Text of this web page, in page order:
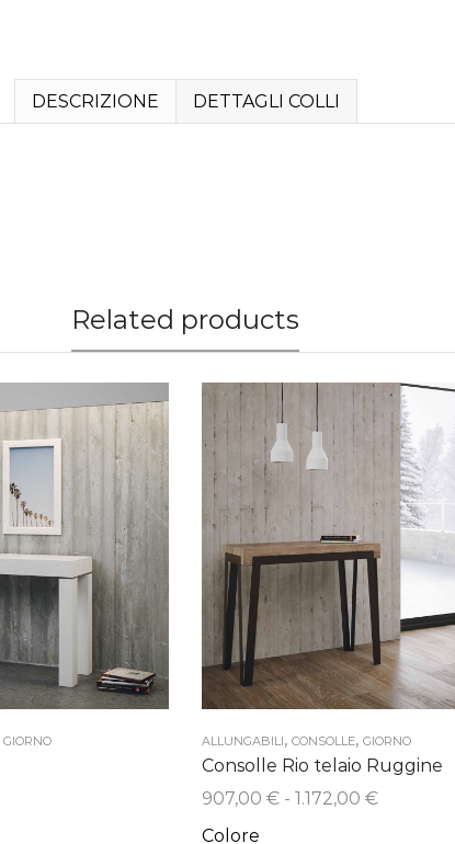
DESCRIZIONE DETTAGLI COLLI
Related products
GIORNO ALLUNGABILI, CONSOLLE, GIORNO
Consolle Rio telaio Ruggine
907,00 € - 1.172,00 €Fascia
Colore